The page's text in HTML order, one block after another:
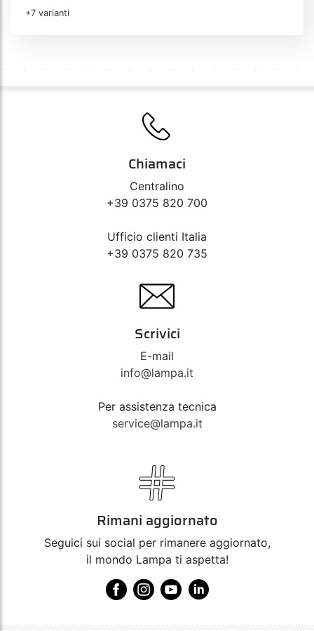
+7 varianti
Chiamaci
Centralino
+39 0375 820 700
Ufficio clienti Italia
+39 0375 820 735
Scrivici
E-mail
info@lampa.it
Per assistenza tecnica
service@lampa.it
Rimani aggiornato
Seguici sui social per rimanere aggiornato,
il mondo Lampa ti aspetta!